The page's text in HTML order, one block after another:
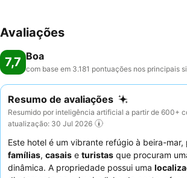
Avaliações
7,7 Boa
com base em 3.181 pontuações nos principais
Resumo de avaliações
Resumido por inteligência artificial a partir de 600+
atualização: 30 Jul 2026
Este hotel é um vibrante refúgio à beira-mar,
famílias, casais e turistas que procuram
dinâmica. A propriedade possui uma